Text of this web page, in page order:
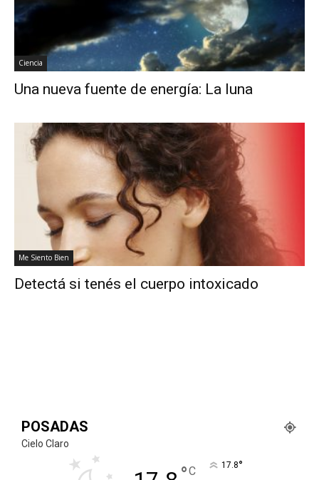
Ciencia
Una nueva fuente de energía: La luna
Me Siento Bien
Detectá si tenés el cuerpo intoxicado
POSADAS
Cielo Claro
°C 17.8°